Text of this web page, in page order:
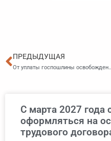
Пред
ПРЕДЫДУЩАЯ
От уплаты госпошлины
С марта 2027 года
оформляться на
трудового